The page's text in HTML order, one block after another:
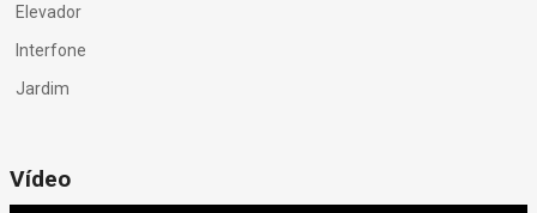
Elevador
Interfone
Jardim
Vídeo